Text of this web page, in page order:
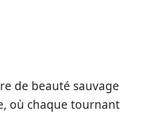
de beauté sauvage
où chaque tournant